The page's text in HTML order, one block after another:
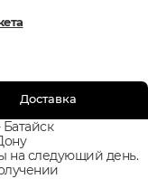
Доставка
на следующий день.